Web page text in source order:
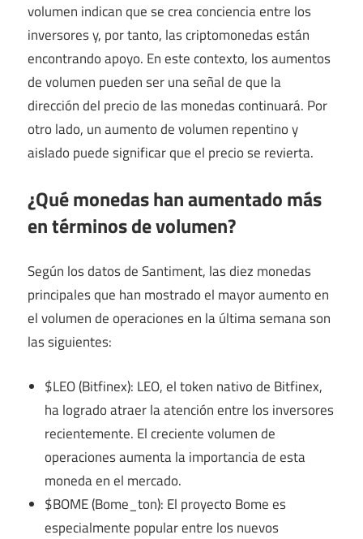
volumen indican que se crea conciencia entre los
inversores y, por tanto, las criptomonedas están
encontrando apoyo. En este contexto, los aumentos
de volumen pueden ser una señal de que la
dirección del precio de las monedas continuará. Por
otro lado, un aumento de volumen repentino y
aislado puede significar que el precio se revierta.
¿Qué monedas han aumentado más
en términos de volumen?
Según los datos de Santiment, las diez monedas
principales que han mostrado el mayor aumento en
el volumen de operaciones en la última semana son
las siguientes:
$LEO (Bitfinex): LEO, el token nativo de Bitfinex,
ha logrado atraer la atención entre los inversores
recientemente. El creciente volumen de
operaciones aumenta la importancia de esta
moneda en el mercado.
$BOME (Bome_ton): El proyecto Bome es
especialmente popular entre los nuevos